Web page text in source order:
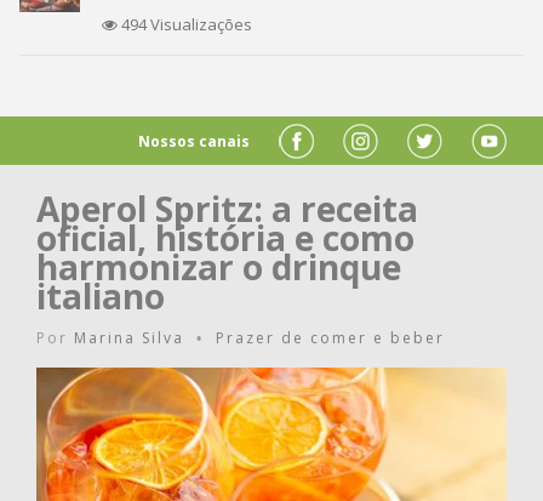
494 Visualizações
Nossos canais
Aperol Spritz: a receita
oficial, história e como
harmonizar o drinque
italiano
Por Marina Silva • Prazer de comer e beber